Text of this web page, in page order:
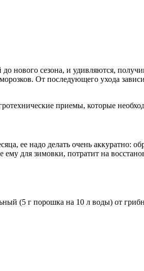
нового сезона, и удивляются,
От последующего ухода
приемы, которые
ее надо делать очень аккуратно:
для зимовки, потратит на
(5 г порошка на 10 л воды) от